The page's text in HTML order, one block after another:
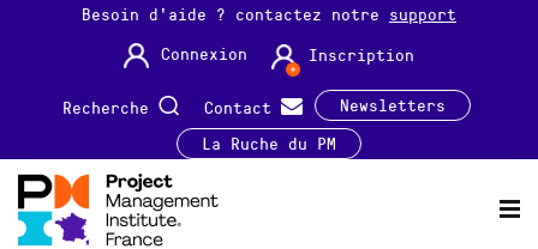
Besoin d'aide ? contactez notre support
Connexion
Inscription
Recherche Contact
Newsletters
La Ruche du PM